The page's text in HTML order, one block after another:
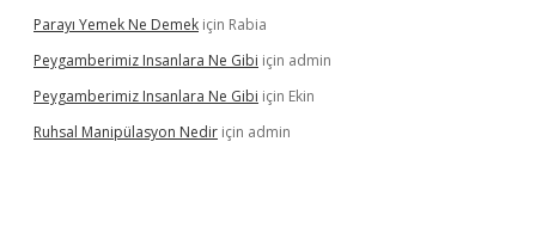
Parayı Yemek Ne Demek için Rabia
Peygamberimiz Insanlara Ne Gibi için admin
Peygamberimiz Insanlara Ne Gibi için Ekin
Ruhsal Manipülasyon Nedir için admin